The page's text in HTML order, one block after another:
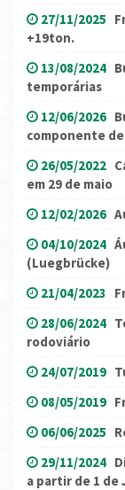
27/11/2025
+19ton.
13/08/2024
temporárias
12/06/2026
componente de
26/05/2022
em 29 de maio
12/02/2026
04/10/2024
(Luegbrücke)
21/04/2023
28/06/2024
rodoviário
24/07/2019
08/05/2019
06/06/2025
29/11/2024
a partir de 1